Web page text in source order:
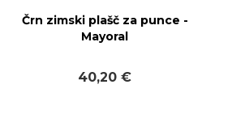
Črn zimski plašč za punce -
Mayoral
40,20 €